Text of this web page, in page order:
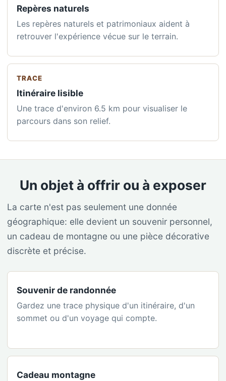
Repères naturels
Les repères naturels et patrimoniaux aident à
retrouver l'expérience vécue sur le terrain.
TRACE
Itinéraire lisible
Une trace d'environ 6.5 km pour visualiser le
parcours dans son relief.
Un objet à offrir ou à exposer
La carte n'est pas seulement une donnée
géographique: elle devient un souvenir personnel,
un cadeau de montagne ou une pièce décorative
discrète et précise.
Souvenir de randonnée
Gardez une trace physique d'un itinéraire, d'un
sommet ou d'un voyage qui compte.
Cadeau montagne